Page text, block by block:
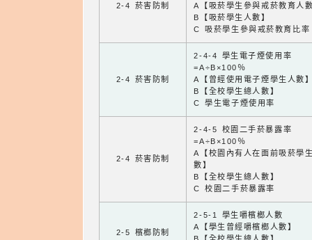
2-4 菸害防制
A【吸菸學生參與戒菸教育人
B【吸菸學生人數】
C 吸菸學生參與戒菸教育比率
2-4 菸害防制
2-4-4 學生電子煙使用率
=A÷B×100％
A【曾經使用電子煙學生人數
B【全校學生總人數】
C 學生電子煙使用率
2-4 菸害防制
2-4-5 校園二手菸暴露率
=A÷B×100％
A【校園內有人在面前吸菸學
數】
B【全校學生總人數】
C 校園二手菸暴露率
2-5 檳榔防制
2-5-1 學生嚼檳榔人數
A【學生曾經嚼檳榔人數】